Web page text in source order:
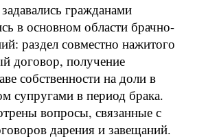
гражданами
в основном области брачно-
раздел совместно нажитого
договор, получение
собственности на доли в
супругами в период брака.
вопросы, связанные с
дарения и завещаний.